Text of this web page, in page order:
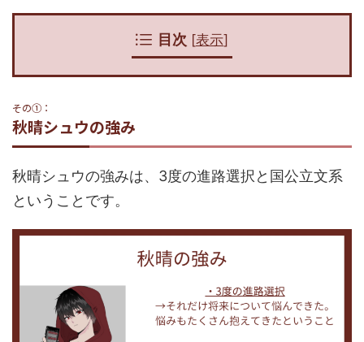
目次 [表示]
その①：
秋晴シュウの強み
秋晴シュウの強みは、3度の進路選択と国公立文系
ということです。